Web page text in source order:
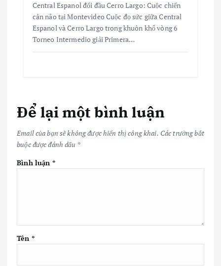
Central Espanol đối đầu Cerro Largo: Cuộc chiến
cân não tại Montevideo Cuộc đọ sức giữa Central
Espanol và Cerro Largo trong khuôn khổ vòng 6
Torneo Intermedio giải Primera…
Để lại một bình luận
Email của bạn sẽ không được hiển thị công khai. Các trường bắt
buộc được đánh dấu *
Bình luận *
Tên *